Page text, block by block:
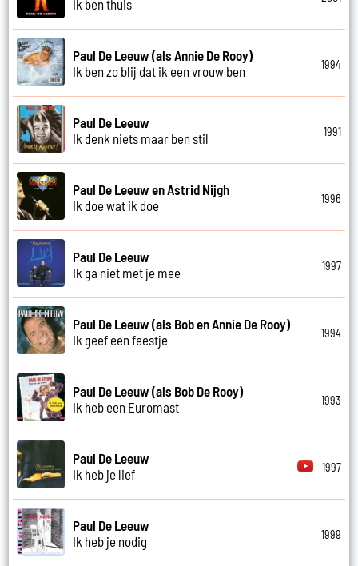
Ik ben thuis
Paul De Leeuw (als Annie De Rooy)
Ik ben zo blij dat ik een vrouw ben
1994
Paul De Leeuw
Ik denk niets maar ben stil
1991
Paul De Leeuw en Astrid Nijgh
Ik doe wat ik doe
1996
Paul De Leeuw
Ik ga niet met je mee
1997
Paul De Leeuw (als Bob en Annie De Rooy)
Ik geef een feestje
1994
Paul De Leeuw (als Bob De Rooy)
Ik heb een Euromast
1993
Paul De Leeuw
Ik heb je lief
1997
Paul De Leeuw
Ik heb je nodig
1999